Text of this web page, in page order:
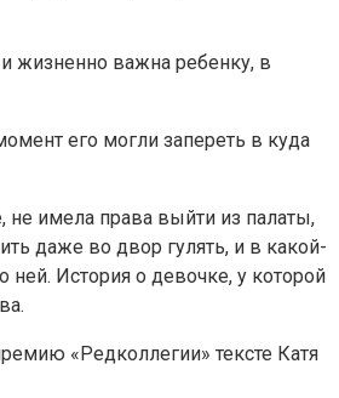
жизненно важна ребенку, в
его могли запереть в куда
не имела права выйти из палаты,
даже во двор гулять, и в какой-
История о девочке, у которой
«Редколлегии» тексте Катя